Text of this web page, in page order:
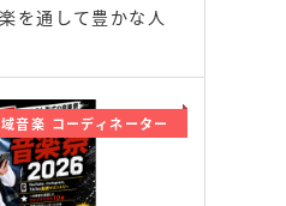
を通して豊かな人
音楽 コーディネーター